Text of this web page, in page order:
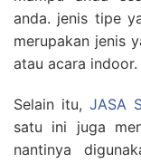
anda. jenis tipe
merupakan jenis
atau acara indoor.
Selain itu, JASA
satu ini juga
nantinya